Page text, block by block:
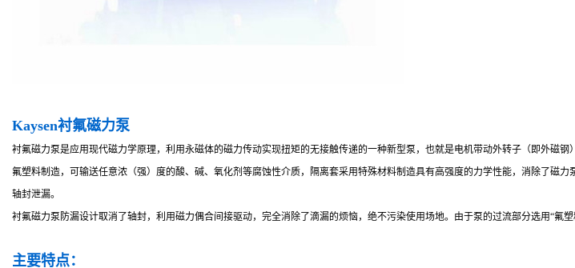
Kaysen衬氟磁力泵
衬氟磁力泵是应用现代磁力学原理，利用永磁体的磁力传动实现扭矩的无接触传递的一种新型泵，也就是电机带动外转子（即外磁
氟塑料制造，可输送任意浓（强）度的酸、碱、氧化剂等腐蚀性介质，隔离套采用特殊材料制造具有高强度的力学性能，消除了磁
轴封泄漏。
衬氟磁力泵防漏设计取消了轴封，利用磁力偶合间接驱动，完全消除了滴漏的烦恼，绝不污染使用场地。由于泵的过流部分选用“氟
主要特点：